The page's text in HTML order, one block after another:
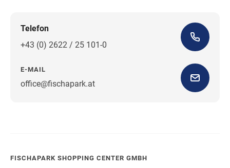
Telefon
+43 (0) 2622 / 25 101-0
E-MAIL
office@fischapark.atWegbeschreibung
FISCHAPARK SHOPPING CENTER GMBH